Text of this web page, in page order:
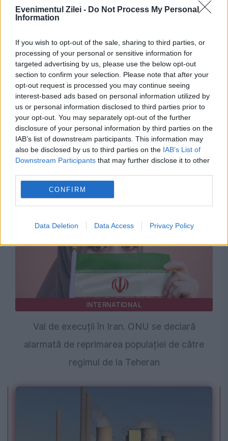
Evenimentul Zilei - Do Not Process My Personal
Information
If you wish to opt-out of the sale, sharing to third parties, or
processing of your personal or sensitive information for
targeted advertising by us, please use the below opt-out
section to confirm your selection. Please note that after your
opt-out request is processed you may continue seeing
interest-based ads based on personal information utilized by
us or personal information disclosed to third parties prior to
your opt-out. You may separately opt-out of the further
disclosure of your personal information by third parties on the
IAB’s list of downstream participants. This information may
also be disclosed by us to third parties on the IAB’s List of
Downstream Participants that may further disclose it to other
CONFIRM
Data Deletion Data Access Privacy Policy
OPINII EVZ
Turnul Babel la 80 de ani: ONU, pariul
Infantino și eroziunea arhitecturii multilaterale
INTERNATIONAL
Val de execuții în Iran. ONU se declară
alarmată de reprimarea populației de către
regimul de la Teheran